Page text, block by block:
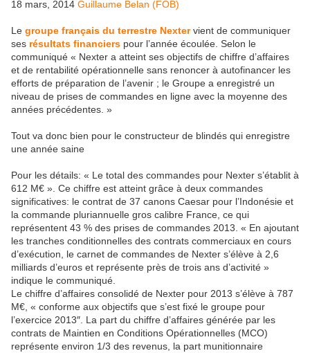
18 mars, 2014 Guillaume Belan (FOB)
Le groupe français du terrestre Nextervient de communiquer
ses résultats financiers pour l’année écoulée. Selon le
communiqué « Nexter a atteint ses objectifs de chiffre d’affaires
et de rentabilité opérationnelle sans renoncer à autofinancer les
efforts de préparation de l’avenir ; le Groupe a enregistré un
niveau de prises de commandes en ligne avec la moyenne des
années précédentes. »
Tout va donc bien pour le constructeur de blindés qui enregistre
une année saine
Pour les détails: « Le total des commandes pour Nexter s’établit à
612 M€ ». Ce chiffre est atteint grâce à deux commandes
significatives: le contrat de 37 canons Caesar pour l’Indonésie et
la commande pluriannuelle gros calibre France, ce qui
représentent 43 % des prises de commandes 2013. « En ajoutant
les tranches conditionnelles des contrats commerciaux en cours
d’exécution, le carnet de commandes de Nexter s’élève à 2,6
milliards d’euros et représente près de trois ans d’activité »
indique le communiqué.
Le chiffre d’affaires consolidé de Nexter pour 2013 s’élève à 787
M€, « conforme aux objectifs que s’est fixé le groupe pour
l’exercice 2013″. La part du chiffre d’affaires générée par les
contrats de Maintien en Conditions Opérationnelles (MCO)
représente environ 1/3 des revenus, la part munitionnaire